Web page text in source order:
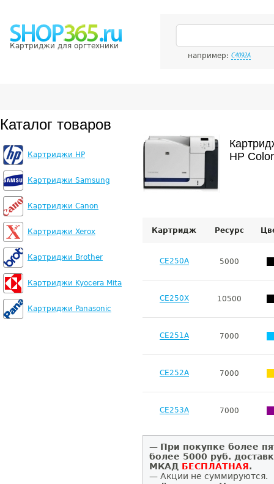
Картриджи для оргтехники
например: C4092A
Каталог товаров
Картриджи HP
Картриджи Samsung
Картриджи Canon
Картриджи Xerox
Картриджи Brother
Картриджи Kyocera Mita
Картриджи Panasonic
HP
Картридж Ресурс
CE250A 5000
CE250X 10500
CE251A 7000
CE252A 7000
CE253A 7000
— При покупке более
более 5000 руб.
МКАД БЕСПЛАТНАЯ.
— Акции не суммируются.